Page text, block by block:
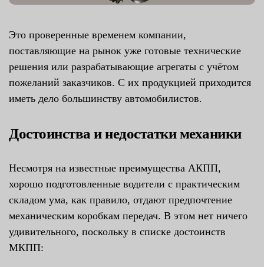
Это проверенные временем компании,
поставляющие на рынок уже готовые технические
решения или разрабатывающие агрегаты с учётом
пожеланий заказчиков. С их продукцией приходится
иметь дело большинству автомобилистов.
Достоинства и недостатки механики
Несмотря на известные преимущества АКПП,
хорошо подготовленные водители с практическим
складом ума, как правило, отдают предпочтение
механическим коробкам передач. В этом нет ничего
удивительного, поскольку в списке достоинств
МКПП: